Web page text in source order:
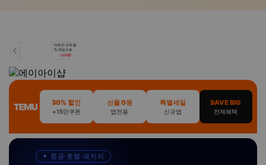
TEMU 30% 할인
+15만쿠폰
선물 0원
앱전용
특별세일
신규앱
SAVE BIG
전체혜택
✦ 항공·호텔·패키지